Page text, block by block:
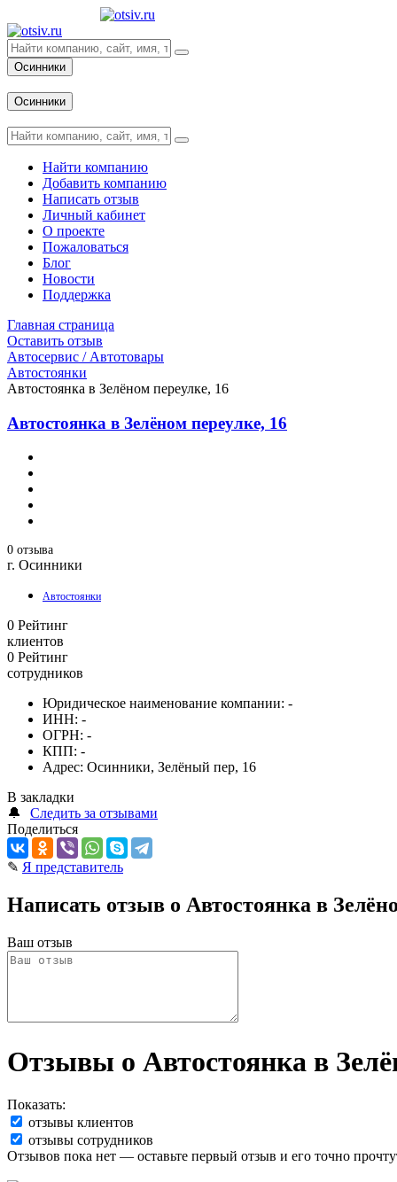
Осинники
Осинники
Найти компанию
Добавить компанию
Написать отзыв
Личный кабинет
О проекте
Пожаловаться
Блог
Новости
Поддержка
Главная страница
Оставить отзыв
Автосервис / Автотовары
Автостоянки
Автостоянка в Зелёном переулке, 16
Автостоянка в Зелёном переулке, 16
0 отзыва
г. Осинники
Автостоянки
0 Рейтинг
клиентов
0 Рейтинг
сотрудников
Юридическое наименование компании: -
ИНН: -
ОГРН: -
КПП: -
Адрес: Осинники, Зелёный пер, 16
В закладки
🔔
Следить за отзывами
Поделиться
✎ Я представитель
Написать отзыв о Автостоянка в
Ваш отзыв
Отзывы о Автостоянка в
Показать:
отзывы клиентов
отзывы сотрудников
Отзывов пока нет — оставьте первый отзыв и его точно